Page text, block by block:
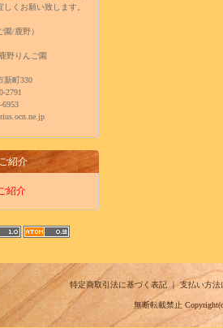
しくお願い致します。
園/鹿野）
野りんご園
新町330
2791
6953
紹介
紹介
特定商取引法に基づく表記｜支払い方法
無断転載禁止